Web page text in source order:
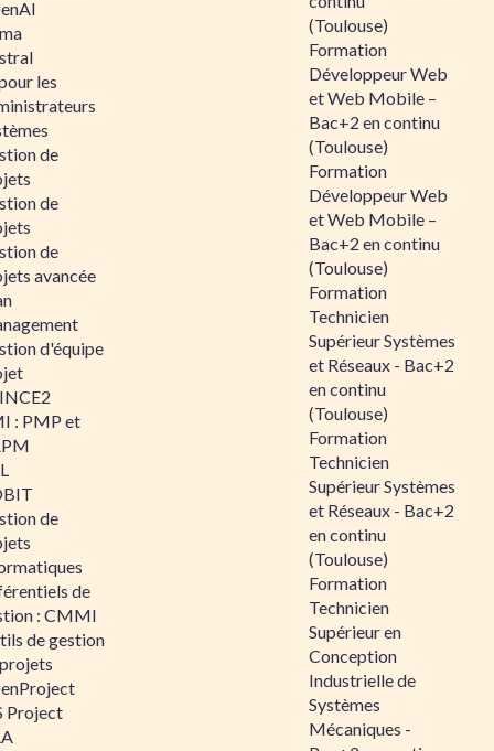
les
de
de
de
avancée
d'équipe
: PMP et
de
de
: CMMI
de gestion
Project
(Toulouse)
Formation
Développeur Web
et Web Mobile –
Bac+2 en continu
(Toulouse)
Formation
Développeur Web
et Web Mobile –
Bac+2 en continu
(Toulouse)
Formation
Technicien
Supérieur Systèmes
et Réseaux - Bac+2
en continu
(Toulouse)
Formation
Technicien
Supérieur Systèmes
et Réseaux - Bac+2
en continu
(Toulouse)
Formation
Technicien
Supérieur en
Conception
Industrielle de
Systèmes
Mécaniques -